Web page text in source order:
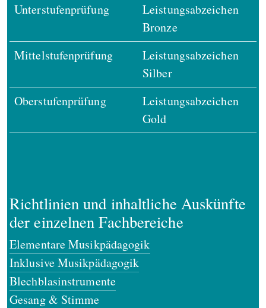
Unterstufenprüfung
Leistungsabzeichen
Bronze
Mittelstufenprüfung
Leistungsabzeichen
Silber
Oberstufenprüfung
Leistungsabzeichen
Gold
Richtlinien und inhaltliche Auskünfte
der einzelnen Fachbereiche
Elementare Musikpädagogik
Inklusive Musikpädagogik
Blechblasinstrumente
Gesang & Stimme